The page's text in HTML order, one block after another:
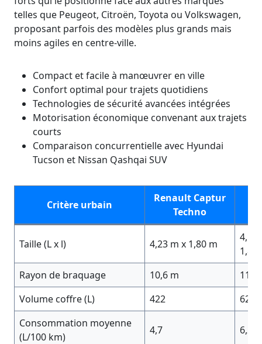
telles que Peugeot, Citroën, Toyota ou Volkswagen,
proposant parfois des modèles plus grands mais
moins agiles en centre-ville.
Compact et facile à manœuvrer en ville
Confort optimal pour trajets quotidiens
Technologies de sécurité avancées intégrées
Motorisation économique convenant aux trajets
courts
Comparaison concurrentielle avec Hyundai
Tucson et Nissan Qashqai SUV
Critère urbain
Renault Captur
Techno
Taille (L x l) 4,23 m x 1,80 m
4,50
1,85
Rayon de braquage
10,6 m
11,3
Volume coffre (L)
422
620
Consommation moyenne
(L/100 km)
4,7 6,2